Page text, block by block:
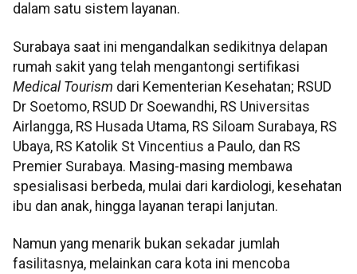
dalam satu sistem layanan.
Surabaya saat ini mengandalkan sedikitnya delapan
rumah sakit yang telah mengantongi sertifikasi
Medical Tourism dari Kementerian Kesehatan; RSUD
Dr Soetomo, RSUD Dr Soewandhi, RS Universitas
Airlangga, RS Husada Utama, RS Siloam Surabaya, RS
Ubaya, RS Katolik St Vincentius a Paulo, dan RS
Premier Surabaya. Masing-masing membawa
spesialisasi berbeda, mulai dari kardiologi, kesehatan
ibu dan anak, hingga layanan terapi lanjutan.
Namun yang menarik bukan sekadar jumlah
fasilitasnya, melainkan cara kota ini mencoba